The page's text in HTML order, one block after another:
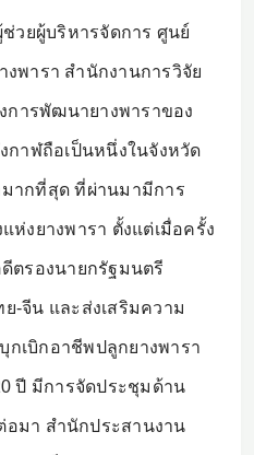
วยผู้บริหารจัดการ ศูนย์
พารา สำนักงานการวิจัย
การพัฒนายางพาราของ
กาฬถือเป็นหนึ่งในจังหวัด
ากที่สุด ที่ผ่านมามีการ
ห่งยางพารา ตั้งแต่เมื่อครั้ง
ตรองนายกรัฐมนตรี
-จีน และส่งเสริมความ
เบิกอาชีพปลูกยางพารา
ปี มีการจัดประชุมด้าน
อมา สำนักประสานงาน